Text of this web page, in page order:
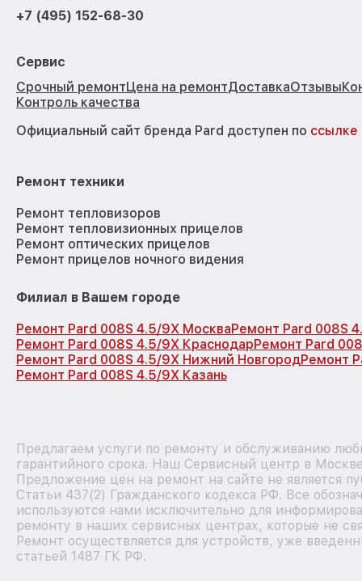
+7 (495) 152-68-30
Сервис
Срочный ремонтЦена на ремонтДоставкаОтзывы
Контроль качества
Официальный сайт бренда Pard доступен по ссылке
Ремонт техники
Ремонт тепловизоров
Ремонт тепловизионных прицелов
Ремонт оптических прицелов
Ремонт прицелов ночного видения
Филиал в Вашем городе
Ремонт Pard 008S 4.5/9X МоскваРемонт Pard 008S
Ремонт Pard 008S 4.5/9X КраснодарРемонт Pard
Ремонт Pard 008S 4.5/9X Нижний НовгородРемонт
Ремонт Pard 008S 4.5/9X Казань
Предлагаем услуги по ремонту и обслуживанию
гарантийного срока. Наш Сервисный центр в
Предложение цен на ремонт на сайте не является
Статьи 437(2) Гражданского кодекса РФ. Все
используются нами исключительно для
ремонту в наших сервисных центрах, которые не
Ремонт осуществляется для устройств, уже
статьей 1487 ГК РФ.